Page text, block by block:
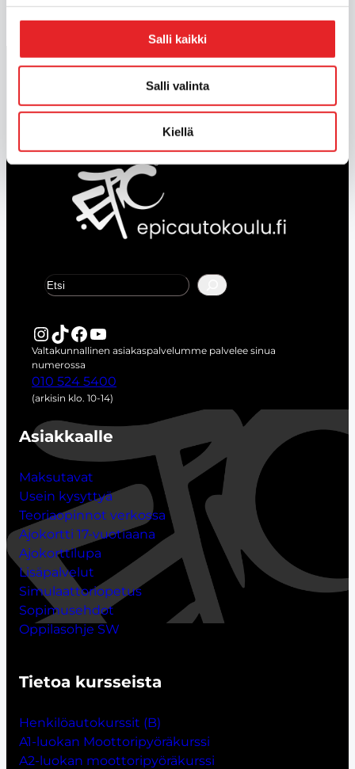
Salli kaikki
Salli valinta
Kiellä
teoriaopinnot verkossa.
InstagramTikTok Facebook YouTube
Valtakunnallinen asiakaspalvelumme palvelee sinua
numerossa
010 524 5400
(arkisin klo. 10-14)
Asiakkaalle
Maksutavat
Usein kysyttyä
Teoriaopinnot verkossa
Ajokortti 17-vuotiaana
Ajokorttilupa
Lisäpalvelut
Simulaattoriopetus
Sopimusehdot
Oppilasohje SW
Tietoa kursseista
Henkilöautokurssit (B)
A1-luokan Moottoripyöräkurssi
A2-luokan moottoripyöräkurssi